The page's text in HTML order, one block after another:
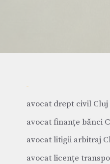
avocat drept civil Cluj
avocat finanțe bănci
avocat litigii arbitraj
avocat licențe